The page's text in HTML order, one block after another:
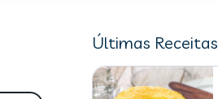
Últimas Receitas